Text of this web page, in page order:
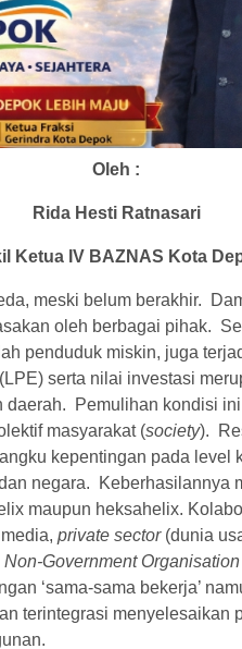
Oleh :
Rida Hesti Ratnasari
Ketua IV BAZNAS Kota
meski belum berakhir.
oleh berbagai pihak.
penduduk miskin, juga
serta nilai investasi
daerah. Pemulihan kondisi
masyarakat (society).
kepentingan pada level
negara. Keberhasilannya
maupun heksahelix.
private sector(dunia
Non-Government Organisation
‘sama-sama bekerja’
terintegrasi menyelesaikan